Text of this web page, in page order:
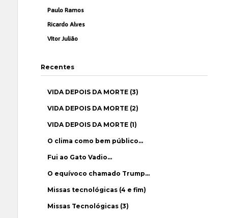
Paulo Ramos
Ricardo Alves
Vítor Julião
Recentes
VIDA DEPOIS DA MORTE (3)
VIDA DEPOIS DA MORTE (2)
VIDA DEPOIS DA MORTE (1)
O clima como bem público…
Fui ao Gato Vadio…
O equívoco chamado Trump…
Missas tecnológicas (4 e fim)
Missas Tecnológicas (3)